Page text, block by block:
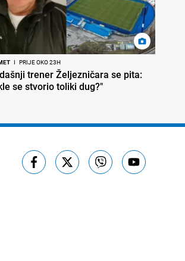
I PRIJE OKO 23H
trener Željezničara se pita:
se stvorio toliki dug?"